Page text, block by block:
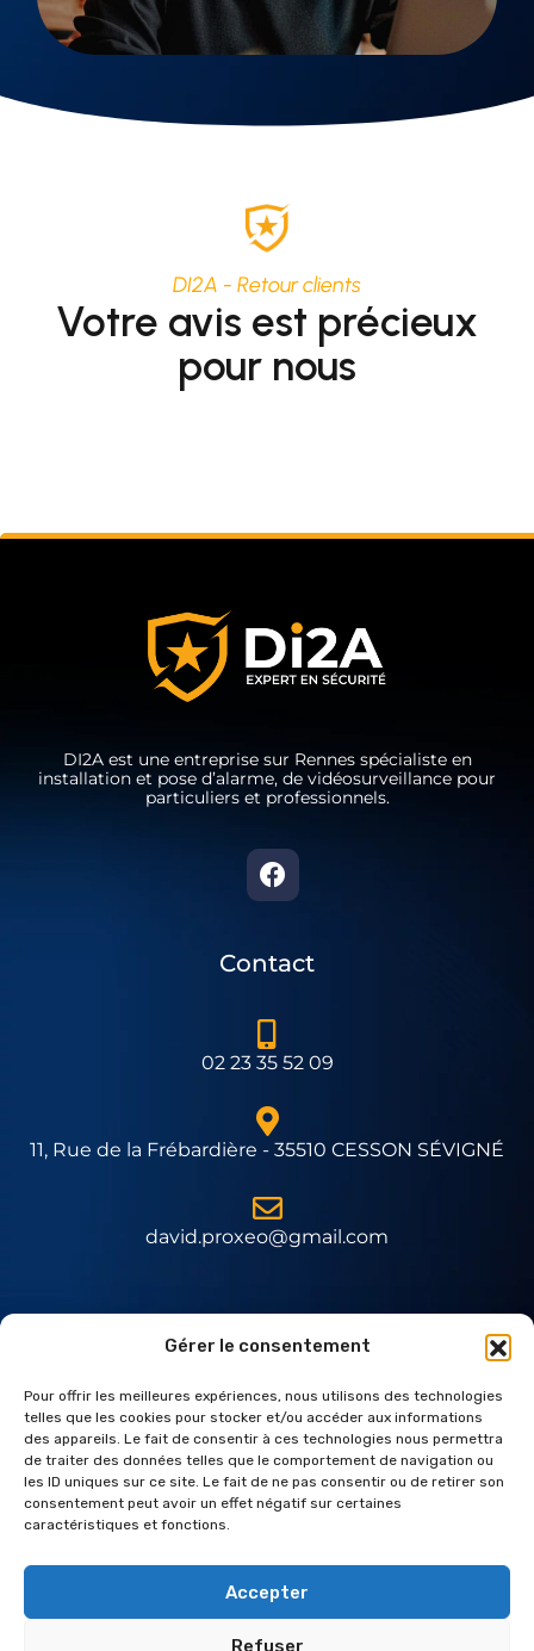
Gérer le consentement
Pour offrir les meilleures expériences, nous utilisons des technologies
telles que les cookies pour stocker et/ou accéder aux informations
des appareils. Le fait de consentir à ces technologies nous permettra
de traiter des données telles que le comportement de navigation ou
les ID uniques sur ce site. Le fait de ne pas consentir ou de retirer son
consentement peut avoir un effet négatif sur certaines
caractéristiques et fonctions.
Accepter
Refuser
DI2A - Retour clients
Votre avis est précieux
pour nous
DI2A est une entreprise sur Rennes spécialiste en
installation et pose d’alarme, de vidéosurveillance pour
particuliers et professionnels.
Contact
02 23 35 52 09
11, Rue de la Frébardière - 35510 CESSON SÉVIGNÉ
david.proxeo@gmail.com
Expert Daitem